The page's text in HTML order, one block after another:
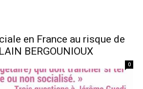
en France au risque de
BERGOUNIOUX
0